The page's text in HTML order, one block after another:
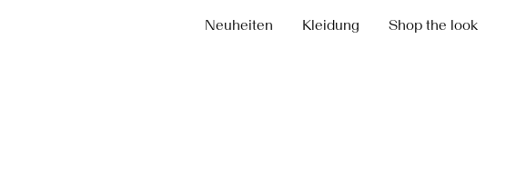
Neuheiten Kleidung Shop the look